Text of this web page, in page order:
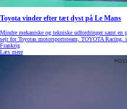
Toyota vinder efter tæt dyst på Le Mans
Mindre mekaniske og tekniske udfordringer samt
sejr for Toyotas motorsportsteam, TOYOTA
Frankrig
Læs mere